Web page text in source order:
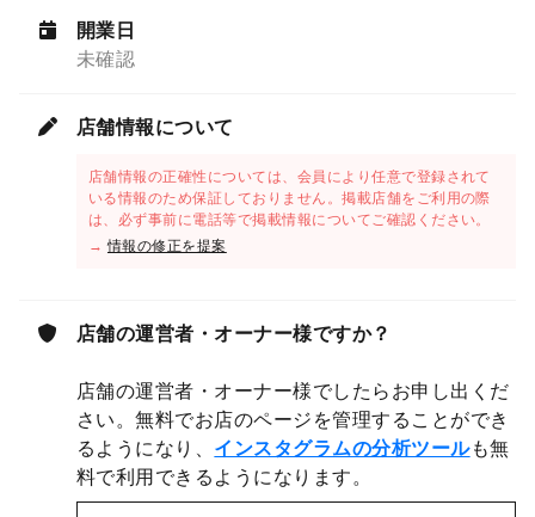
開業日
未確認
店舗情報について
店舗情報の正確性については、会員により任意で登録されて
いる情報のため保証しておりません。掲載店舗をご利用の際
は、必ず事前に電話等で掲載情報についてご確認ください。
→情報の修正を提案
店舗の運営者・オーナー様ですか？
店舗の運営者・オーナー様でしたらお申し出くだ
さい。無料でお店のページを管理することができ
るようになり、 インスタグラムの分析ツールも無
料で利用できるようになります。